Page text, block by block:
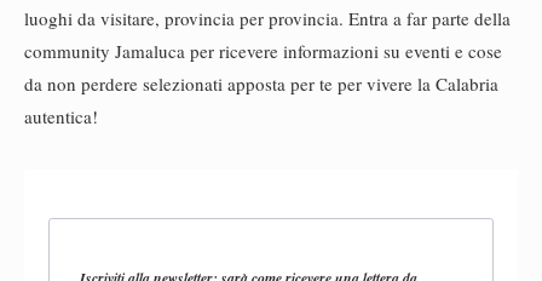
luoghi da visitare, provincia per provincia. Entra a far parte della
community Jamaluca per ricevere informazioni su eventi e cose
da non perdere selezionati apposta per te per vivere la Calabria
autentica!